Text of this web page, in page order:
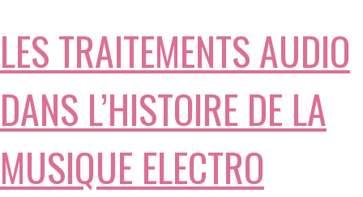
LES TRAITEMENTS AUDIO
DANS L’HISTOIRE DE LA
MUSIQUE ELECTRO